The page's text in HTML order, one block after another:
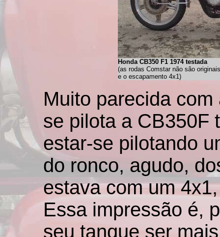
Honda CB350 F1 1974 testada
(as rodas Comstar não são
e o escapamento 4x1)
Muito parecida
se pilota a CB350F
estar-se pilotando
do ronco, agudo,
estava com um
Essa impressão é,
seu tanque ser